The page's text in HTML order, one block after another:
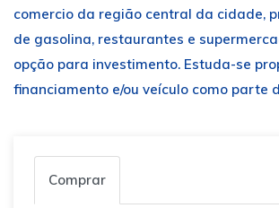
comercio da região central da cidade,
de gasolina, restaurantes e
opção para investimento. Estuda-se
financiamento e/ou veículo como parte
Comprar